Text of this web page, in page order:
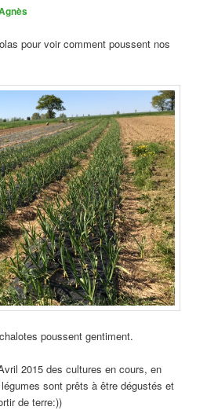
pour voir comment poussent nos
poussent gentiment.
2015 des cultures en cours, en
sont prêts à être dégustés et
de terre:))